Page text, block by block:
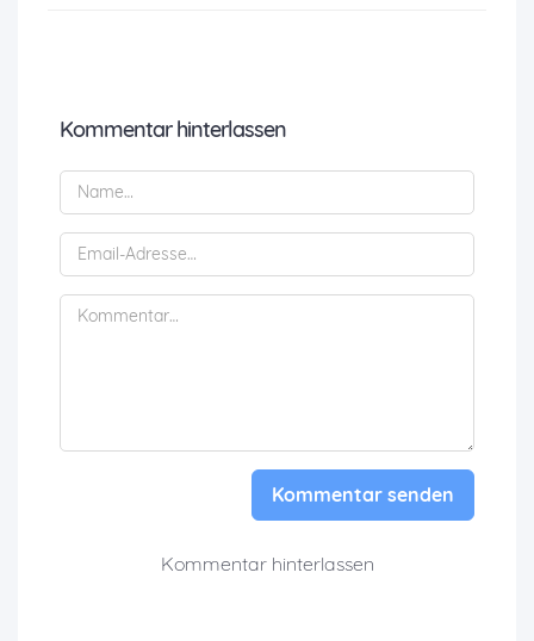
Kommentar hinterlassen
Kommentar senden
Kommentar hinterlassen